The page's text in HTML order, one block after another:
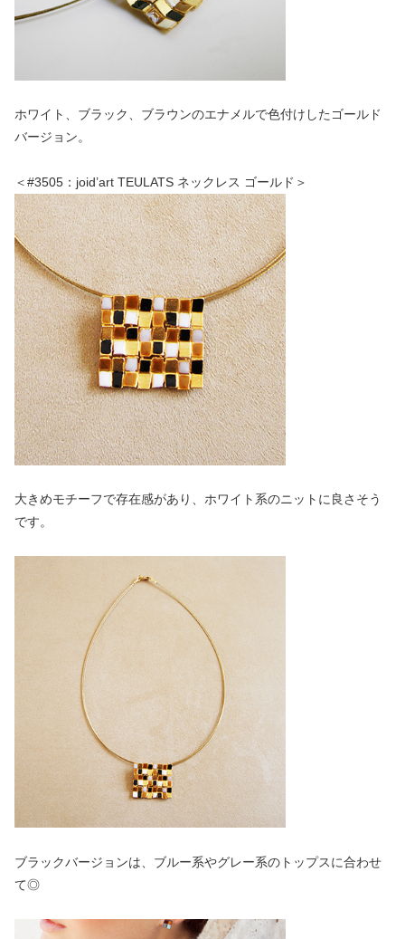
ホワイト、ブラック、ブラウンのエナメルで色付けしたゴールド
バージョン。
＜#3505：joid’art TEULATS ネックレス ゴールド＞
大きめモチーフで存在感があり、ホワイト系のニットに良さそう
です。
ブラックバージョンは、ブルー系やグレー系のトップスに合わせ
て◎